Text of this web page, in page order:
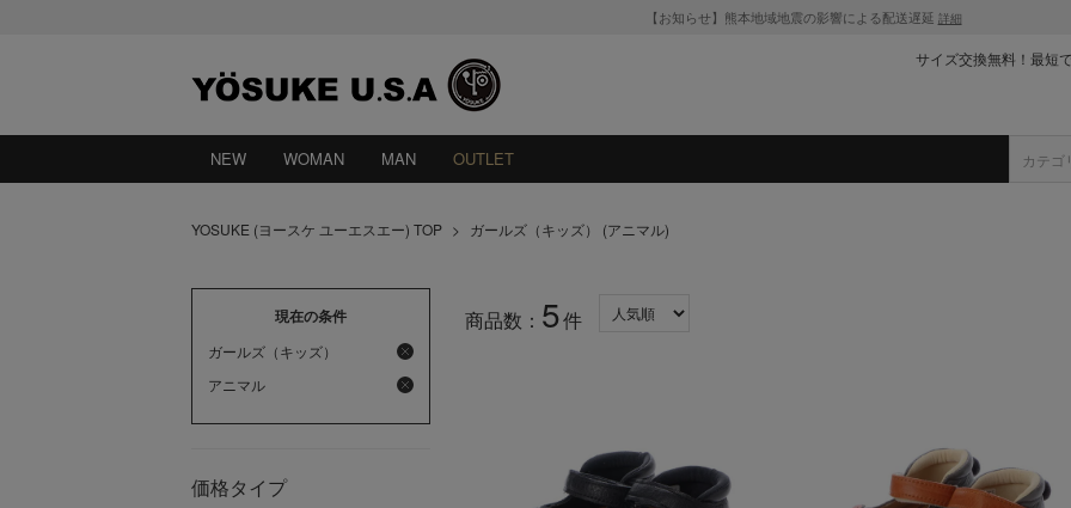
【お知らせ】熊本地域地震の影響による配送遅延 詳細
サイズ交換無料！最短
NEW WOMAN MAN OUTLET
YOSUKE (ヨースケ ユーエスエー) TOP > ガールズ（キッズ） (アニマル)
現在の条件
ガールズ（キッズ）
アニマル
価格タイプ
商品数： 5件